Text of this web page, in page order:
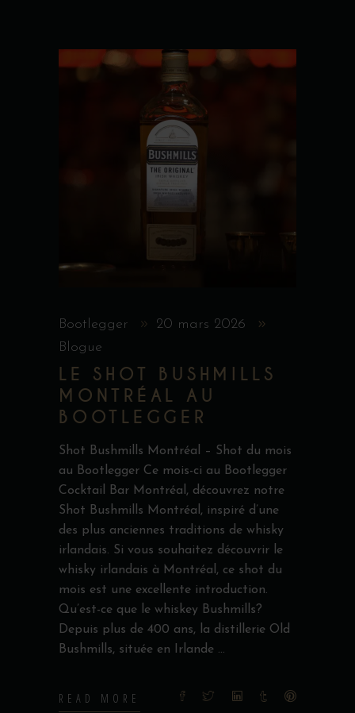
Bootlegger
20 mars 2026
Blogue
LE SHOT BUSHMILLS
MONTRÉAL AU
BOOTLEGGER
Shot Bushmills Montréal – Shot du mois
au Bootlegger Ce mois-ci au Bootlegger
Cocktail Bar Montréal, découvrez notre
Shot Bushmills Montréal, inspiré d’une
des plus anciennes traditions de whisky
irlandais. Si vous souhaitez découvrir le
whisky irlandais à Montréal, ce shot du
mois est une excellente introduction.
Qu’est-ce que le whiskey Bushmills?
Depuis plus de 400 ans, la distillerie Old
Bushmills, située en Irlande
READ MORE